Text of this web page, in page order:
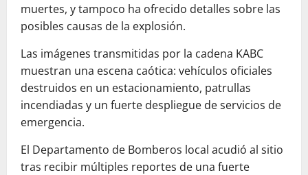
muertes, y tampoco ha ofrecido detalles sobre las
posibles causas de la explosión.
Las imágenes transmitidas por la cadena KABC
muestran una escena caótica: vehículos oficiales
destruidos en un estacionamiento, patrullas
incendiadas y un fuerte despliegue de servicios de
emergencia.
El Departamento de Bomberos local acudió al sitio
tras recibir múltiples reportes de una fuerte